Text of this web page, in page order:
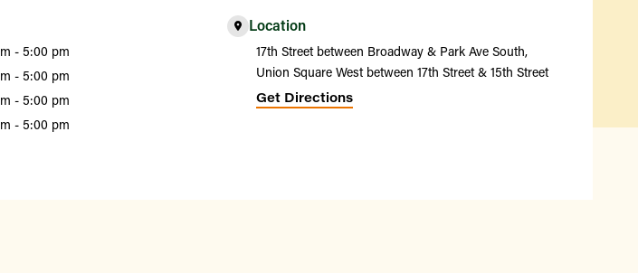
- 5:00 pm
- 5:00 pm
- 5:00 pm
- 5:00 pm
Location
17th Street between Broadway & Park Ave South,
Union Square West between 17th Street & 15th Street
Get Directions